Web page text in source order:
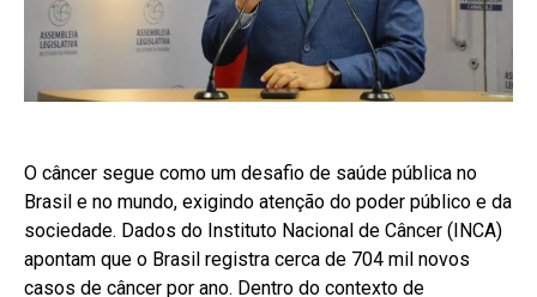
O câncer segue como um desafio de saúde pública no
Brasil e no mundo, exigindo atenção do poder público e da
sociedade. Dados do Instituto Nacional de Câncer (INCA)
apontam que o Brasil registra cerca de 704 mil novos
casos de câncer por ano. Dentro do contexto de